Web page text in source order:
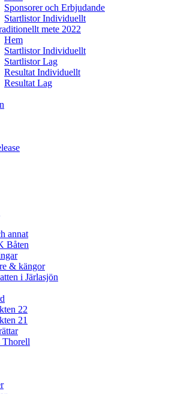
Sponsorer och Erbjudande
Startlistor Individuellt
mete 2022
Hem
Startlistor Individuellt
Startlistor Lag
Resultat Individuellt
Resultat Lag
annat
Båten
& kängor
i Järlasjön
22
21
Thorell